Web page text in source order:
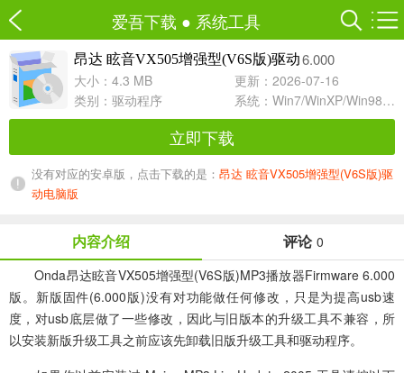
爱吾下载 ● 系统工具
昂达 眩音VX505增强型(V6S版)驱动6.000
大小：4.3 MB
更新：2026-07-16
类别： 驱动程序 系统：Win7/WinXP/Win98/Win8/Win10兼容软件
立即下载
没有对应的安卓版，点击下载的是： 昂达 眩音VX505增强型(V6S版)驱
动电脑版
内容介绍 评论 0
Onda昂达眩音VX505增强型(V6S版)MP3播放器Firmware 6.000
版。新版固件(6.000版)没有对功能做任何修改，只是为提高usb速
度，对usb底层做了一些修改，因此与旧版本的升级工具不兼容，所
以安装新版升级工具之前应该先卸载旧版升级工具和驱动程序。